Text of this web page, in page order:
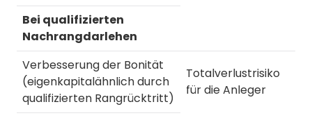
Bei qualifizierten
Nachrangdarlehen
Verbesserung der Bonität
(eigenkapitalähnlich durch
qualifizierten Rangrücktritt)
Totalverlustrisiko
für die Anleger